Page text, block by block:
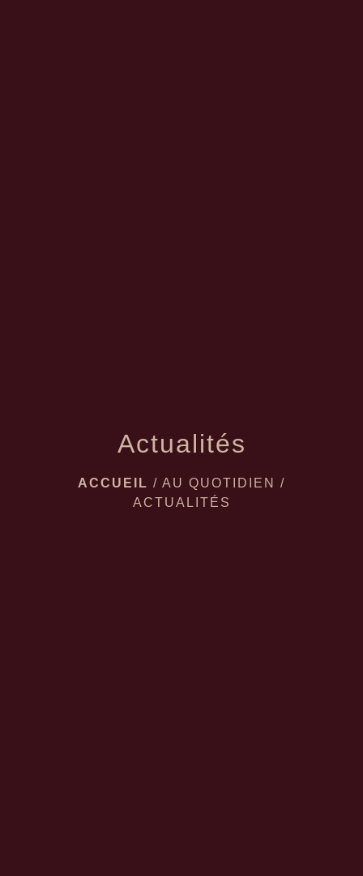
Actualités
ACCUEIL / AU QUOTIDIEN
/
ACTUALITÉS